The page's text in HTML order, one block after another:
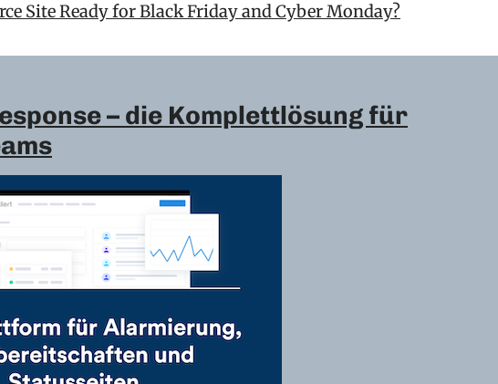
Site Ready for Black Friday and Cyber Monday?
– die Komplettlösung für